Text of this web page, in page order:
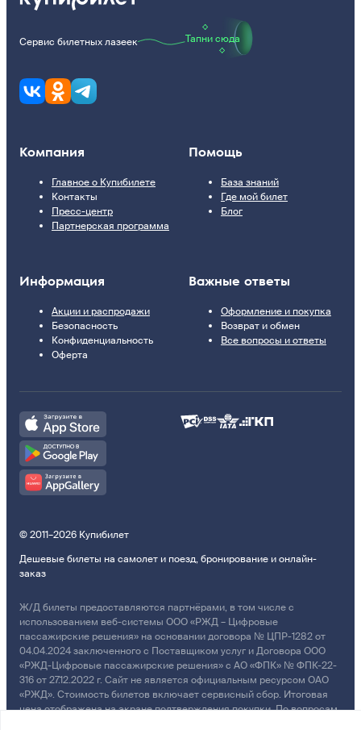
Сервис билетных лазеек Тапни сюда
Компания
Главное о Купибилете
Контакты
Пресс-центр
Партнерская программа
Помощь
База знаний
Где мой билет
Блог
Информация
Акции и распродажи
Безопасность
Конфиденциальность
Оферта
Важные ответы
Оформление и покупка
Возврат и обмен
Все вопросы и ответы
© 2011–2026 Купибилет
Дешевые билеты на самолет и поезд, бронирование и онлайн-
заказ
Ж/Д билеты предоставляются партнёрами, в том числе с
использованием веб-системы ООО «РЖД – Цифровые
пассажирские решения» на основании договора № ЦПР-1282 от
04.04.2024 заключенного с Поставщиком услуг и Договора ООО
«РЖД-Цифровые пассажирские решения» с АО «ФПК» № ФПК-22-
316 от 27.12.2022 г. Сайт не является официальным ресурсом ОАО
«РЖД». Стоимость билетов включает сервисный сбор. Итоговая
цена отображена на экране подтверждения покупки. По вопросам